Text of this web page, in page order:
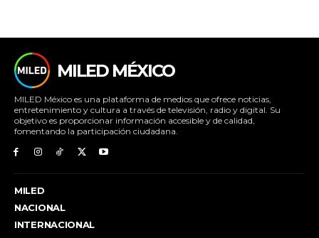
MILED MÉXICO
MILED México es una plataforma de medios que ofrece noticias,
entretenimiento y cultura a través de televisión, radio y digital. Su
objetivo es proporcionar información accesible y de calidad,
fomentando la participación ciudadana.
MILED
NACIONAL
INTERNACIONAL